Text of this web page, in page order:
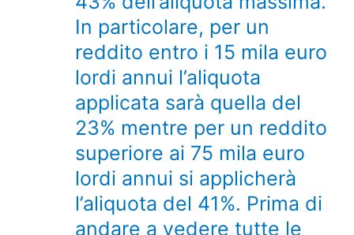
In particolare, per un
reddito entro i 15 mila euro
lordi annui l’aliquota
applicata sarà quella del
23% mentre per un reddito
superiore ai 75 mila euro
lordi annui si applicherà
l’aliquota del 41%. Prima di
andare a vedere tutte le